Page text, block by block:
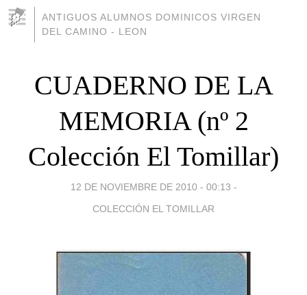
ANTIGUOS ALUMNOS DOMINICOS VIRGEN
DEL CAMINO - LEON
CUADERNO DE LA
MEMORIA (nº 2
Colección El Tomillar)
12 DE NOVIEMBRE DE 2010 - 00:13 -
COLECCIÓN EL TOMILLAR